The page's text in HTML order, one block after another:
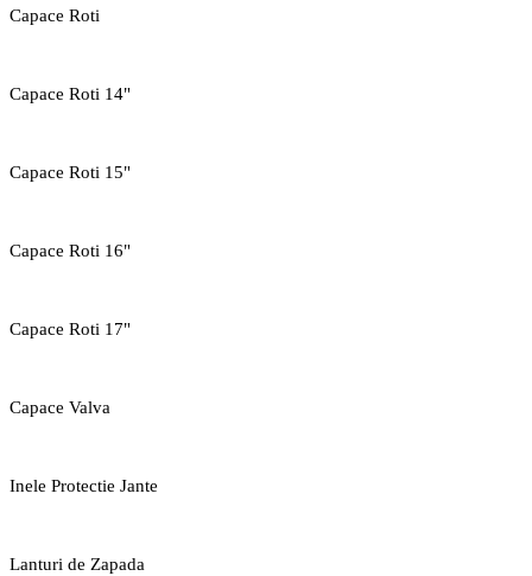
Capace Roti
Capace Roti 14"
Capace Roti 15"
Capace Roti 16"
Capace Roti 17"
Capace Valva
Inele Protectie Jante
Lanturi de Zapada